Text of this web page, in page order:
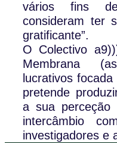
vários fins
consideram ter
gratificante”.
O Colectivo
Membrana
lucrativos
pretende
a sua
intercâmbio
investigadores e